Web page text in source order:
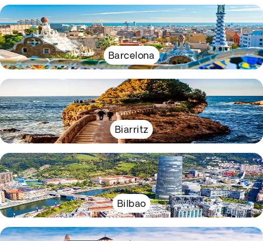
Barcelona
Biarritz
Bilbao